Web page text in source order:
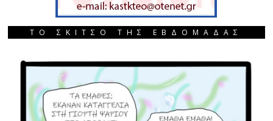
ΤΟ ΣΚΙΤΣΟ ΤΗΣ ΕΒΔΟΜΑΔΑΣ